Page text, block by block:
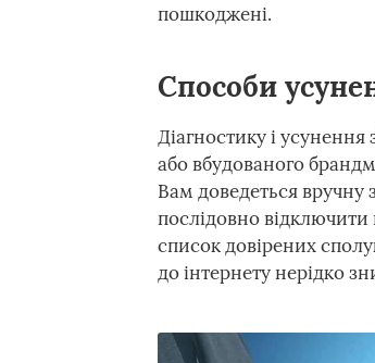
пошкоджені.
Способи
Діагностику і
або вбудованого
Вам доведеться
послідовно відключити
список довірених
до інтернету нерідко